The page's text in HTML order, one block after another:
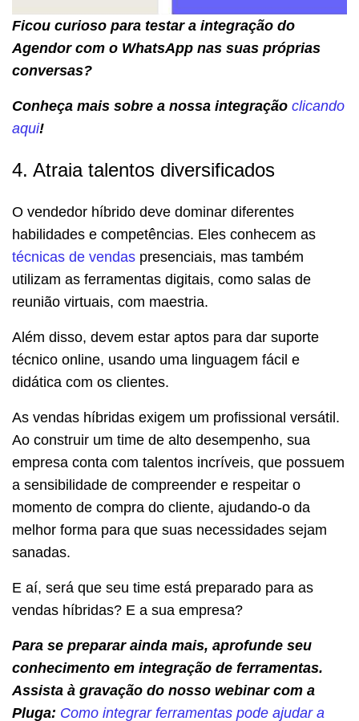
Ficou curioso para testar a integração do
Agendor com o WhatsApp nas suas próprias
conversas?
Conheça mais sobre a nossa integração clicando
aqui!
4. Atraia talentos diversificados
O vendedor híbrido deve dominar diferentes
habilidades e competências. Eles conhecem as
técnicas de vendas presenciais, mas também
utilizam as ferramentas digitais, como salas de
reunião virtuais, com maestria.
Além disso, devem estar aptos para dar suporte
técnico online, usando uma linguagem fácil e
didática com os clientes.
As vendas híbridas exigem um profissional versátil.
Ao construir um time de alto desempenho, sua
empresa conta com talentos incríveis, que possuem
a sensibilidade de compreender e respeitar o
momento de compra do cliente, ajudando-o da
melhor forma para que suas necessidades sejam
sanadas.
E aí, será que seu time está preparado para as
vendas híbridas? E a sua empresa?
Para se preparar ainda mais, aprofunde seu
conhecimento em integração de ferramentas.
Assista à gravação do nosso webinar com a
Pluga: Como integrar ferramentas pode ajudar a